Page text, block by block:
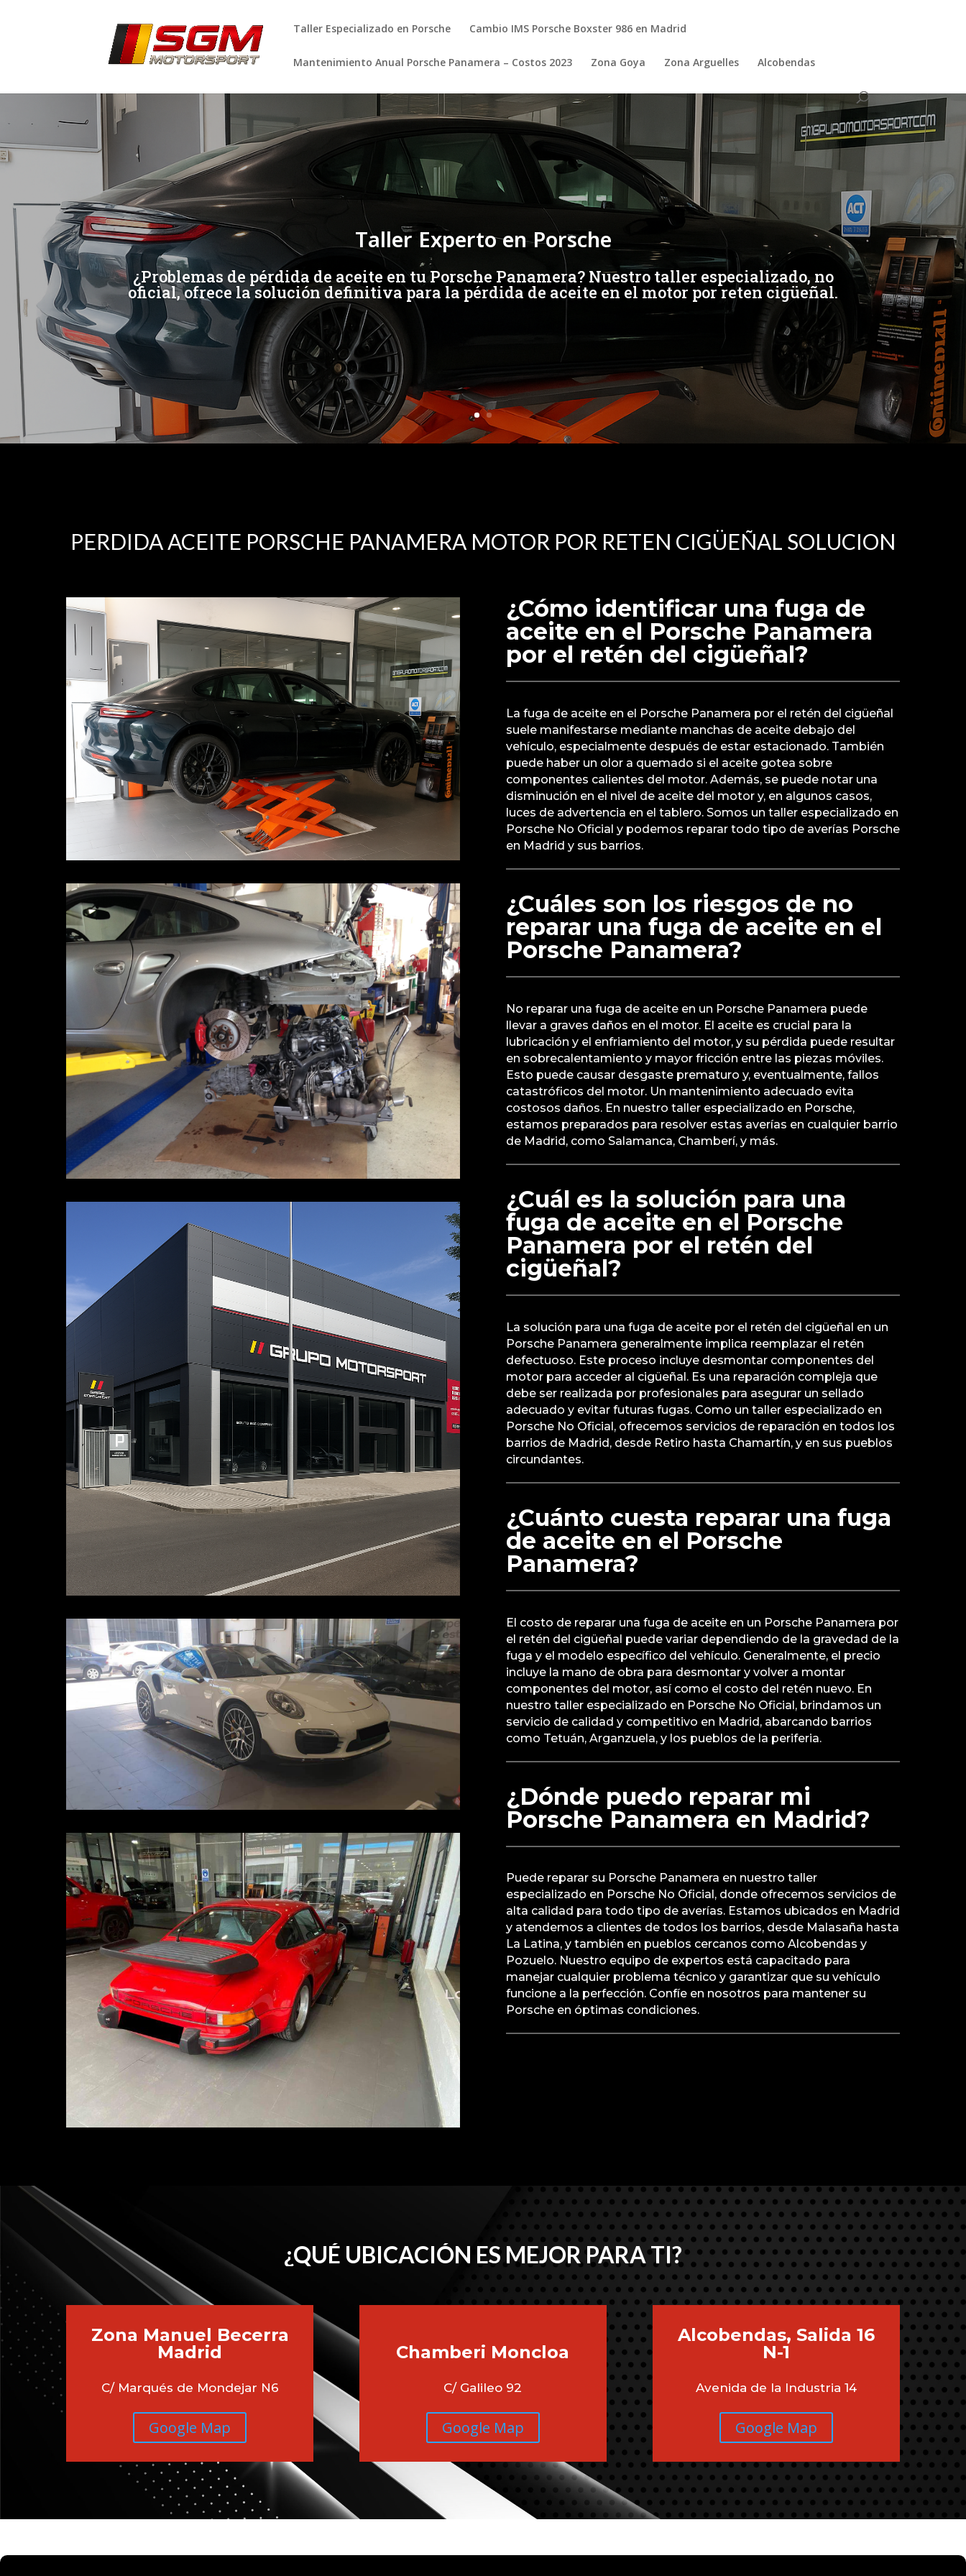
Taller Especializado en Porsche Cambio IMS Porsche Boxster 986 en Madrid
Mantenimiento Anual Porsche Panamera – Costos 2023 Zona Goya Zona Arguelles Alcobendas
Taller Experto en Porsche
¿Problemas de pérdida de aceite en tu Porsche Panamera? Nuestro taller especializado, no
oficial, ofrece la solución definitiva para la pérdida de aceite en el motor por reten cigüeñal.
[/et_pb_slide]
PERDIDA ACEITE PORSCHE PANAMERA MOTOR POR RETEN CIGÜEÑAL SOLUCION
¿Cómo identificar una fuga de
aceite en el Porsche Panamera
por el retén del cigüeñal?
La fuga de aceite en el Porsche Panamera por el retén del cigüeñal
suele manifestarse mediante manchas de aceite debajo del
vehículo, especialmente después de estar estacionado. También
puede haber un olor a quemado si el aceite gotea sobre
componentes calientes del motor. Además, se puede notar una
disminución en el nivel de aceite del motor y, en algunos casos,
luces de advertencia en el tablero. Somos un taller especializado en
Porsche No Oficial y podemos reparar todo tipo de averías Porsche
en Madrid y sus barrios.
¿Cuáles son los riesgos de no
reparar una fuga de aceite en el
Porsche Panamera?
No reparar una fuga de aceite en un Porsche Panamera puede
llevar a graves daños en el motor. El aceite es crucial para la
lubricación y el enfriamiento del motor, y su pérdida puede resultar
en sobrecalentamiento y mayor fricción entre las piezas móviles.
Esto puede causar desgaste prematuro y, eventualmente, fallos
catastróficos del motor. Un mantenimiento adecuado evita
costosos daños. En nuestro taller especializado en Porsche,
estamos preparados para resolver estas averías en cualquier barrio
de Madrid, como Salamanca, Chamberí, y más.
¿Cuál es la solución para una
fuga de aceite en el Porsche
Panamera por el retén del
cigüeñal?
La solución para una fuga de aceite por el retén del cigüeñal en un
Porsche Panamera generalmente implica reemplazar el retén
defectuoso. Este proceso incluye desmontar componentes del
motor para acceder al cigüeñal. Es una reparación compleja que
debe ser realizada por profesionales para asegurar un sellado
adecuado y evitar futuras fugas. Como un taller especializado en
Porsche No Oficial, ofrecemos servicios de reparación en todos los
barrios de Madrid, desde Retiro hasta Chamartín, y en sus pueblos
circundantes.
¿Cuánto cuesta reparar una fuga
de aceite en el Porsche
Panamera?
El costo de reparar una fuga de aceite en un Porsche Panamera por
el retén del cigüeñal puede variar dependiendo de la gravedad de la
fuga y el modelo específico del vehículo. Generalmente, el precio
incluye la mano de obra para desmontar y volver a montar
componentes del motor, así como el costo del retén nuevo. En
nuestro taller especializado en Porsche No Oficial, brindamos un
servicio de calidad y competitivo en Madrid, abarcando barrios
como Tetuán, Arganzuela, y los pueblos de la periferia.
¿Dónde puedo reparar mi
Porsche Panamera en Madrid?
Puede reparar su Porsche Panamera en nuestro taller
especializado en Porsche No Oficial, donde ofrecemos servicios de
alta calidad para todo tipo de averías. Estamos ubicados en Madrid
y atendemos a clientes de todos los barrios, desde Malasaña hasta
La Latina, y también en pueblos cercanos como Alcobendas y
Pozuelo. Nuestro equipo de expertos está capacitado para
manejar cualquier problema técnico y garantizar que su vehículo
funcione a la perfección. Confíe en nosotros para mantener su
Porsche en óptimas condiciones.
¿QUÉ UBICACIÓN ES MEJOR PARA TI?
Zona Manuel Becerra
Madrid
C/ Marqués de Mondejar N6
Google Map
Chamberi Moncloa
C/ Galileo 92
Google Map
Alcobendas, Salida 16
N-1
Avenida de la Industria 14
Google Map